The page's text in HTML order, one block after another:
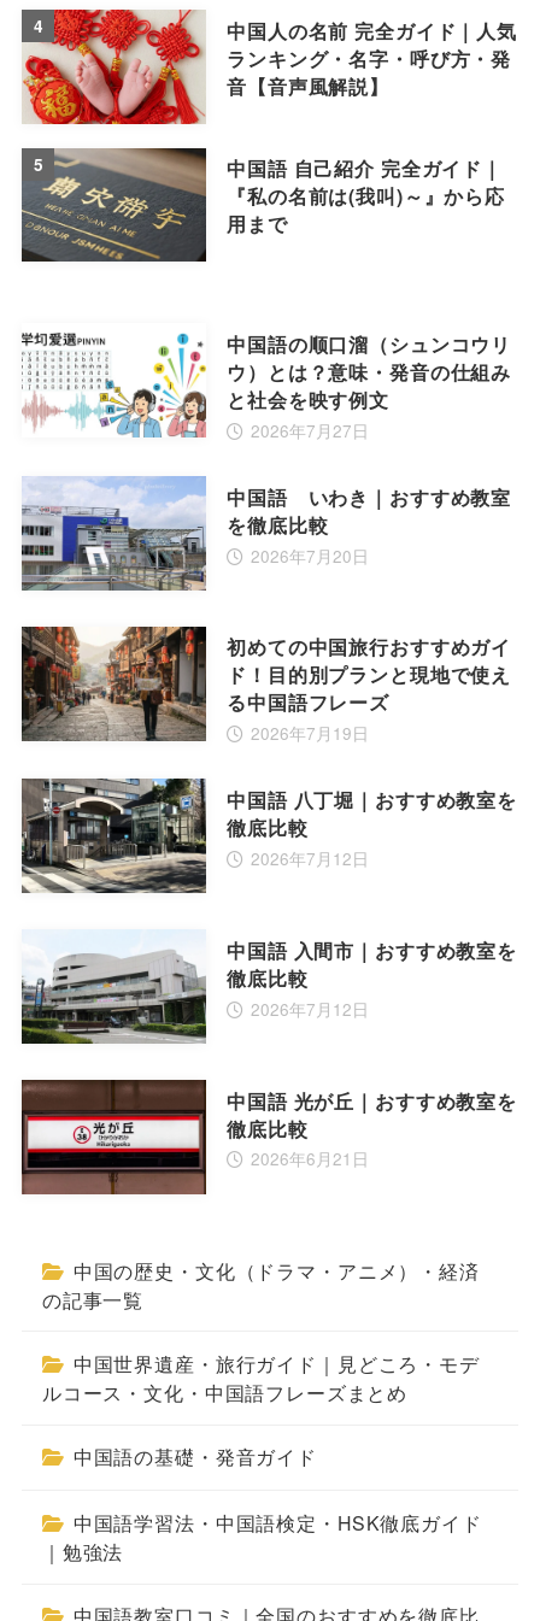
4
中国人の名前 完全ガイド｜人気
ランキング・名字・呼び方・発
音【音声風解説】
5
中国語 自己紹介 完全ガイド｜
『私の名前は(我叫)～』から応
用まで
中国語の顺口溜（シュンコウリ
ウ）とは？意味・発音の仕組み
と社会を映す例文
2026年7月27日
中国語 いわき｜おすすめ教室
を徹底比較
2026年7月20日
初めての中国旅行おすすめガイ
ド！目的別プランと現地で使え
る中国語フレーズ
2026年7月19日
中国語 八丁堀｜おすすめ教室を
徹底比較
2026年7月12日
中国語 入間市｜おすすめ教室を
徹底比較
2026年7月12日
中国語 光が丘｜おすすめ教室を
徹底比較
2026年6月21日
中国の歴史・文化（ドラマ・アニメ）・経済
の記事一覧
中国世界遺産・旅行ガイド｜見どころ・モデ
ルコース・文化・中国語フレーズまとめ
中国語の基礎・発音ガイド
中国語学習法・中国語検定・HSK徹底ガイド
｜勉強法